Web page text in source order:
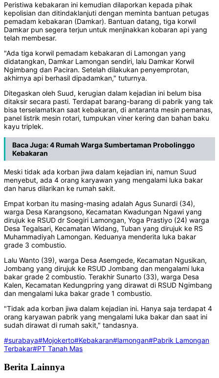
Peristiwa kebakaran ini kemudian dilaporkan kepada pihak
kepolisian dan ditindaklanjuti dengan meminta bantuan petugas
pemadam kebakaran (Damkar). Bantuan datang, tiga korwil
Damkar pun segera terjun untuk menjinakkan kobaran api yang
telah membesar.
"Ada tiga korwil pemadam kebakaran di Lamongan yang
didatangkan, Damkar Lamongan sendiri, lalu Damkar Korwil
Ngimbang dan Paciran. Setelah dilakukan penyemprotan,
akhirnya api berhasil dipadamkan," tuturnya.
Ditegaskan oleh Suud, kerugian dalam kejadian ini belum bisa
ditaksir secara pasti. Terdapat barang-barang di pabrik yang tak
bisa terselamatkan saat kebakaran, di antaranta mesin pemanas,
panel listrik mesin rotari, tumpukan viner kering dan bahan baku
kayu triplek.
Baca Juga:4 Rumah Warga Sumbertaman Probolinggo
Kebakaran
Meski tidak ada korban jiwa dalam kejadian ini, namun Suud
menyebut, ada 4 orang karyawan yang mengalami luka bakar
dan harus dilarikan ke rumah sakit.
Empat korban itu masing-masing adalah Agus Sunardi (34),
warga Desa Karangsono, Kecamatan Kwadungan Ngawi yang
dirujuk ke RSUD dr Soegiri Lamongan, Yoga Prastiyo (24) warga
Desa Tegalsari, Kecamatan Widang, Tuban yang dirujuk ke RS
Muhammadiyah Lamongan. Keduanya menderita luka bakar
grade 3 combustio.
Lalu Wanto (39), warga Desa Asemgede, Kecamatan Ngusikan,
Jombang yang dirujuk ke RSUD Jombang dan mengalami luka
bakar grade 2 combustio. Terakhir Sunarto (33), warga Desa
Kalen, Kecamatan Kedungpring yang dirawat di RSUD Ngimbang
dan mengalami luka bakar grade 1 combustio.
"Tidak ada korban jiwa dalam kejadian ini. Hanya saja terdapat 4
orang karyawan pabrik yang mengalami luka bakar dan saat ini
sudah dirawat di rumah sakit," tandasnya.
#surabaya#Mojokerto#Kebakaran#lamongan#Pabrik Lamongan
Terbakar#PT Tanah Mas
Berita Lainnya